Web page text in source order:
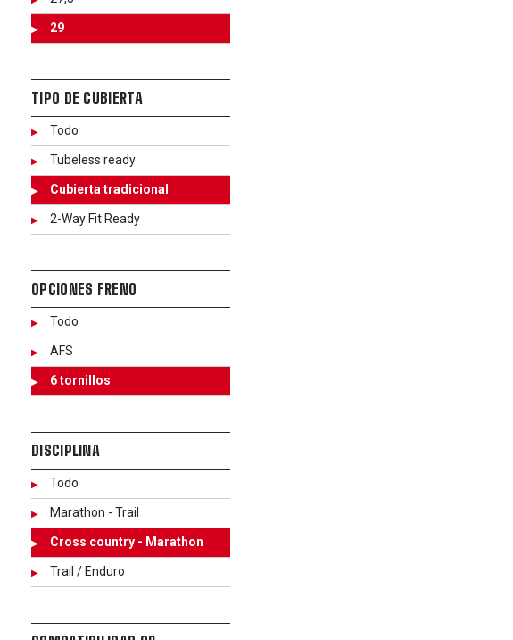
29
TIPO DE CUBIERTA
Todo
Tubeless ready
Cubierta tradicional
2-Way Fit Ready
OPCIONES FRENO
Todo
AFS
6 tornillos
DISCIPLINA
Todo
Marathon - Trail
Cross country - Marathon
Trail / Enduro